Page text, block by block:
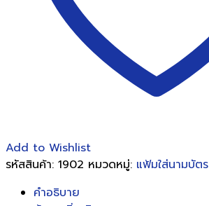
Add to Wishlist
รหัสสินค้า: 1902 หมวดหมู่: แฟ้มใส่นามบัตร
คำอธิบาย